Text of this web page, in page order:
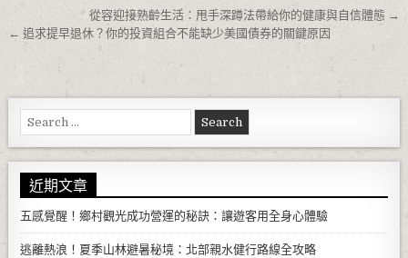
文章導覽從容迎接熟齡生活：甩手深蹲法帶給你的健康與自信體態 →
← 追求提早退休？你的投資組合不能缺少美國債券的關鍵原因
Search for:
近期文章
五感覺醒！鄉村觀光成功營運的秘訣：讓遊客用全身心體驗
逃離熱浪！夏季山林避暑秘境：北部親水健行路線全攻略